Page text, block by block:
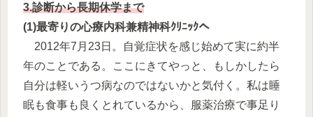
3.診断から長期休学まで
(1)最寄りの心療内科兼精神科ｸﾘﾆｯｸへ
2012年7月23日。自覚症状を感じ始めて実に約半
年のことである。ここにきてやっと、もしかしたら
自分は軽いうつ病なのではないかと気付く。私は睡
眠も食事も良くとれているから、服薬治療で事足り